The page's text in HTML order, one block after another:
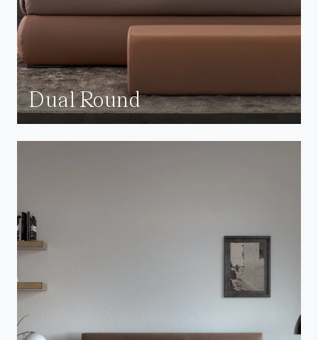
Dual Round